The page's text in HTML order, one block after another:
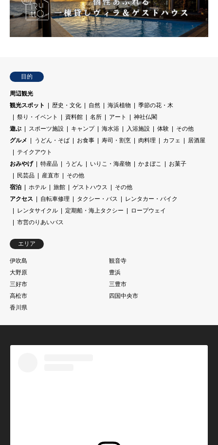
目的
周辺観光
観光スポット
歴史・文化 自然 海浜植物
季節の花・木
祭り・イベント
資料館 名所 アート
神社仏閣
遊ぶ
スポーツ施設 キャンプ 海水浴 入浴施設 体験
その他
グルメ
うどん・そば お食事 寿司・割烹 肉料理 カフェ
居酒屋
テイクアウト
おみやげ
特産品 うどん いりこ・海産物 かまぼこ
お菓子
民芸品
産直市
その他
宿泊
ホテル 旅館 ゲストハウス
その他
アクセス
自転車修理 タクシー・バス
レンタカー・バイク
レンタサイクル
定期船・海上タクシー
ロープウェイ
市営のりあいバス
エリア
伊吹島
観音寺
大野原
豊浜
三好市
三豊市
高松市
四国中央市
香川県